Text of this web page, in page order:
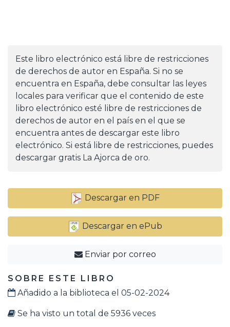
Este libro electrónico está libre de restricciones
de derechos de autor en España. Si no se
encuentra en España, debe consultar las leyes
locales para verificar que el contenido de este
libro electrónico esté libre de restricciones de
derechos de autor en el país en el que se
encuentra antes de descargar este libro
electrónico. Si está libre de restricciones, puedes
descargar gratis La Ajorca de oro.
Descargar en PDF
Descargar en ePub
Enviar por correo
SOBRE ESTE LIBRO
Añadido a la biblioteca el 05-02-2024
Se ha visto un total de 5936 veces